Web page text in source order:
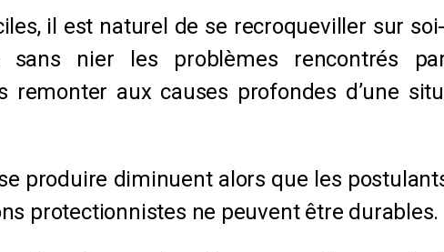
il est naturel de se recroqueviller sur
sans nier les problèmes rencontrés
remonter aux causes profondes d’une
produire diminuent alors que les
protectionnistes ne peuvent être durables.